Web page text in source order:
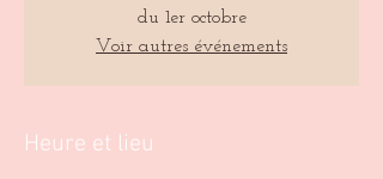
du 1er octobre
Voir autres événements
Heure et lieu